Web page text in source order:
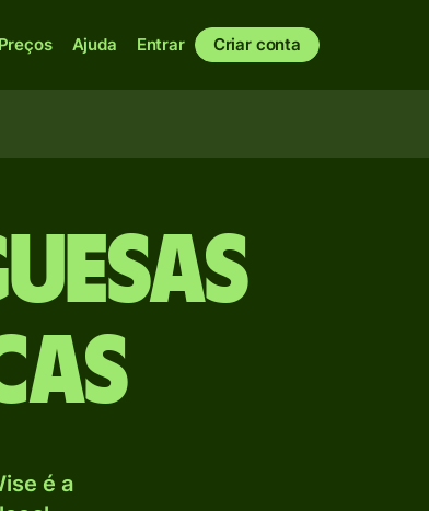
Preços Ajuda Entrar Criar conta
é a